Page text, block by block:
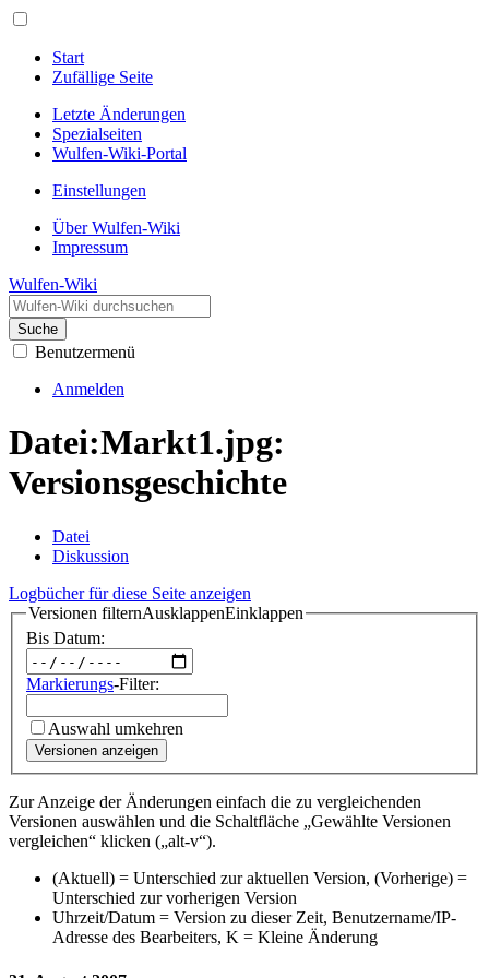
Start
Zufällige Seite
Letzte Änderungen
Spezialseiten
Wulfen-Wiki-Portal
Einstellungen
Über Wulfen-Wiki
Impressum
Wulfen-Wiki
Suche
Benutzermenü
Anmelden
Datei:Markt1.jpg:
Versionsgeschichte
Datei
Diskussion
Logbücher für diese Seite anzeigen
Versionen filternAusklappenEinklappen
Bis Datum:
Markierungs-Filter:
Auswahl umkehren
Versionen anzeigen
Zur Anzeige der Änderungen einfach die zu vergleichenden
Versionen auswählen und die Schaltfläche „Gewählte Versionen
vergleichen“ klicken („alt-v“).
(Aktuell) = Unterschied zur aktuellen Version, (Vorherige) =
Unterschied zur vorherigen Version
Uhrzeit/Datum = Version zu dieser Zeit, Benutzername/IP-
Adresse des Bearbeiters, K = Kleine Änderung